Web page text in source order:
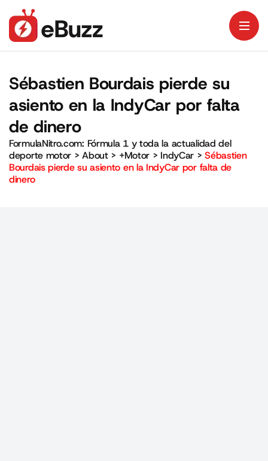
Sébastien Bourdais pierde su
asiento en la IndyCar por falta
de dinero
FormulaNitro.com: Fórmula 1 y toda la actualidad del
deporte motor >About> +Motor > IndyCar >Sébastien
Bourdais pierde su asiento en la IndyCar por falta de
dinero